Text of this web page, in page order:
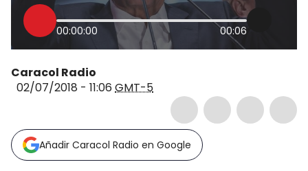
00:00:00 00:06
Caracol Radio
02/07/2018 - 11:06 GMT-5
Añadir Caracol Radio en Google